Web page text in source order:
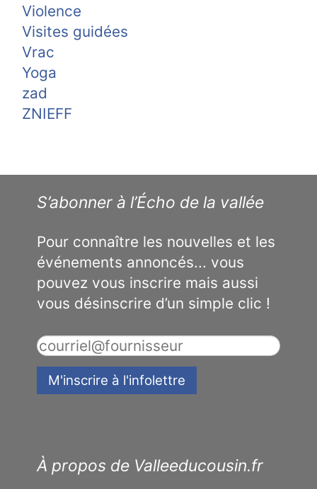
Violence
Visites guidées
Vrac
Yoga
zad
ZNIEFF
S’abonner à l’Écho de la vallée
Pour connaître les nouvelles et les
événements annoncés... vous
pouvez vous inscrire mais aussi
vous désinscrire d’un simple clic !
À propos de Valleeducousin.fr